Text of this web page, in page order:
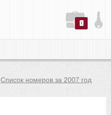
0
Список номеров за 2007 год